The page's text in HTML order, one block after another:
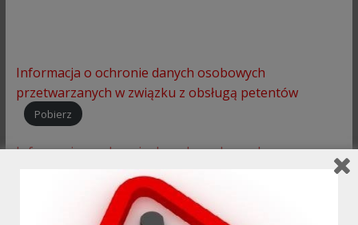
Informacja o ochronie danych osobowych
przetwarzanych w związku z obsługą petentów
Pobierz
Informacja o ochronie danych osobowych
przetwarzanych w związku z przyjmowaniem zgłoszeń
oraz prowadzeniem działań ratowniczo-gaśniczych